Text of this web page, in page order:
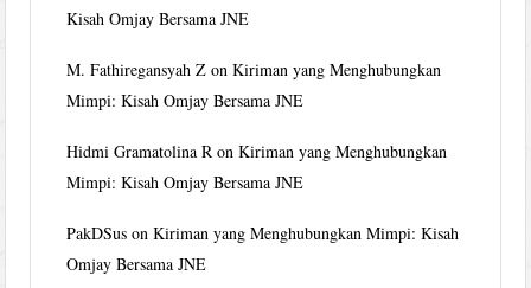
Kisah Omjay Bersama JNE
M. Fathiregansyah Z onKiriman yang Menghubungkan
Mimpi: Kisah Omjay Bersama JNE
Hidmi Gramatolina R onKiriman yang Menghubungkan
Mimpi: Kisah Omjay Bersama JNE
PakDSus onKiriman yang Menghubungkan Mimpi: Kisah
Omjay Bersama JNE